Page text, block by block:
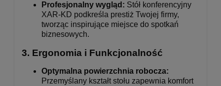
Profesjonalny wygląd: Stół konferencyjny
XAR-KD podkreśla prestiż Twojej firmy,
tworząc inspirujące miejsce do spotkań
biznesowych.
3. Ergonomia i Funkcjonalność
Optymalna powierzchnia robocza:
Przemyślany kształt stołu zapewnia komfort